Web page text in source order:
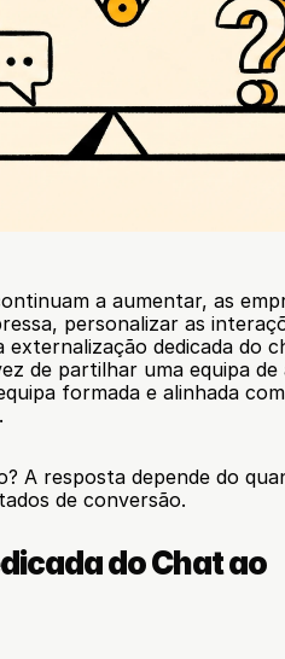
a aumentar, as
personalizar as
dedicada do
de partilhar uma equipa de
formada e alinhada
A resposta depende do
de conversão.
do Chat ao